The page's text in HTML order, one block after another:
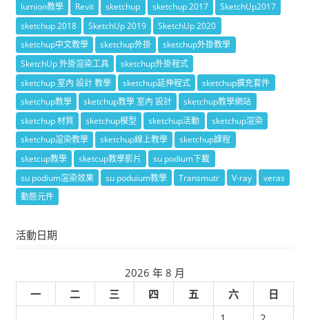
lumion教學
Revit sketchup sketchup 2017
SketchUp2017
sketchup 2018
SketchUp 2019
SketchUp 2020
sketchup中文教學
sketchup外掛
sketchup外掛教學
SketchUp 外掛渲染工具
sketchup外掛程式
sketchup 室內 設計 教學
sketchup延伸程式
sketchup擴充套件
sketchup教學
sketchup教學 室內 設計
sketchup教學網站
sketchup 材質
sketchup模型 sketchup活動
sketchup渲染
sketchup渲染教學
sketchup線上教學
sketchup課程
sketcup教學
sketcup教學影片
su podium下載
su podium渲染效果
su poduium教學 Transmutr V-ray
veras
動態元件
活動日期
2026 年 8 月
一
二 三 四 五 六
日